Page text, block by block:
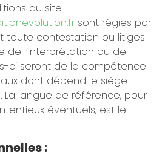
du site
sont régies par
toute contestation ou litiges
de l’interprétation ou de
ci seront de la compétence
dont dépend le siège
La langue de référence, pour
éventuels, est le
: